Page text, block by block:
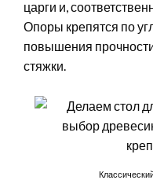
царги и,
Опоры крепятся по
повышения
стяжки.